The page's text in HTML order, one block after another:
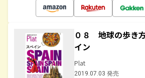
０８ 地球の歩
イン
Plat
2019.07.03 発売